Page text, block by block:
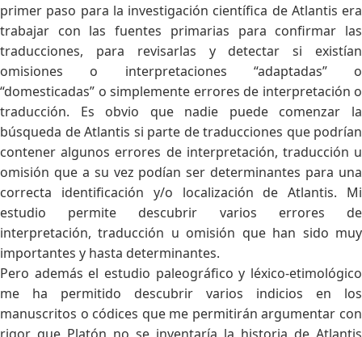
primer paso para la investigación científica de Atlantis era
trabajar con las fuentes primarias para confirmar las
traducciones, para revisarlas y detectar si existían
omisiones o interpretaciones “adaptadas” o
“domesticadas” o simplemente errores de interpretación o
traducción. Es obvio que nadie puede comenzar la
búsqueda de Atlantis si parte de traducciones que podrían
contener algunos errores de interpretación, traducción u
omisión que a su vez podían ser determinantes para una
correcta identificación y/o localización de Atlantis. Mi
estudio permite descubrir varios errores de
interpretación, traducción u omisión que han sido muy
importantes y hasta determinantes.
Pero además el estudio paleográfico y léxico-etimológico
me ha permitido descubrir varios indicios en los
manuscritos o códices que me permitirán argumentar con